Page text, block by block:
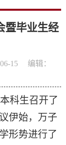
暨毕业生经
15
编辑：
科生召开了
伊始，万子
形势进行了